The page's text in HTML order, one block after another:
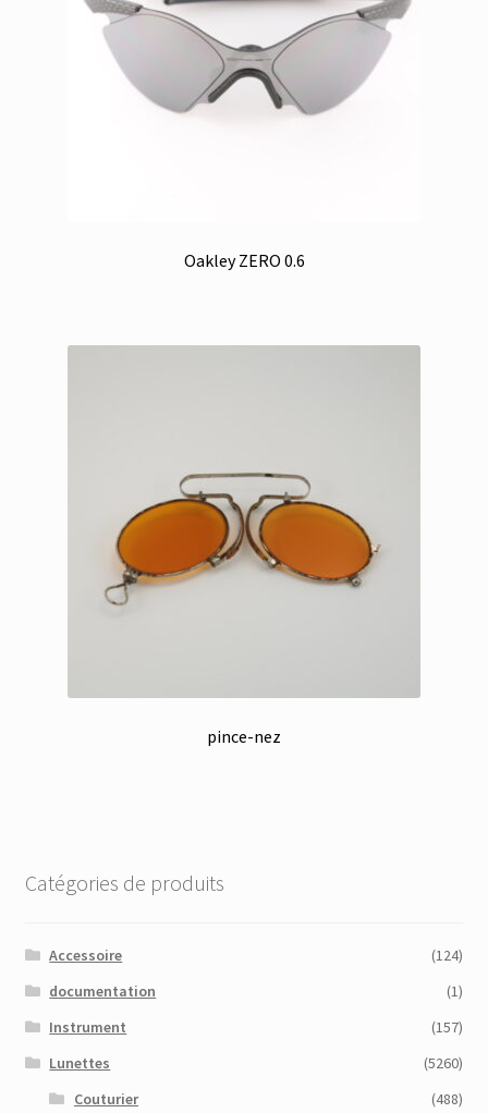
Oakley ZERO 0.6
pince-nez
Catégories de produits
Accessoire
(124)
documentation
(1)
Instrument
(157)
Lunettes
(5260)
Couturier
(488)